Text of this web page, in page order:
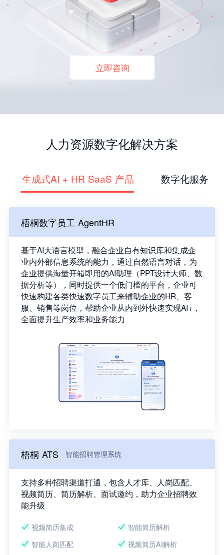
立即咨询
人力资源数字化解决方案
生成式AI + HR SaaS 产品 数字化服务
梧桐数字员工 AgentHR
基于AI大语言模型，融合企业自有知识库和集成企
业内外部信息系统的能力，通过自然语言对话，为
企业提供海量开箱即用的AI助理（PPT设计大师、数
据分析等），同时提供一个低门槛的平台，企业可
快速构建各类快速数字员工来辅助企业的HR、客
服、销售等岗位，帮助企业从内到外快速实现AI+，
全面提升生产效率和业务能力
梧桐 ATS 智能招聘管理系统
支持多种招聘渠道打通，包含人才库、人岗匹配、
视频简历、简历解析、面试邀约，助力企业招聘效
能升级
视频简历集成
智能简历解析
智能人岗匹配
视频简历AI解析